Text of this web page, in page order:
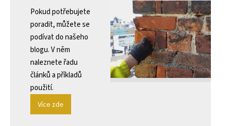
Pokud potřebujete
poradit, můžete se
podívat do našeho
blogu. V něm
naleznete řadu
článků a příkladů
použití.
Více zde